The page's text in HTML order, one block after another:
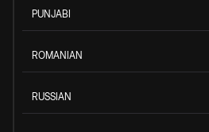
PUNJABI
ROMANIAN
RUSSIAN